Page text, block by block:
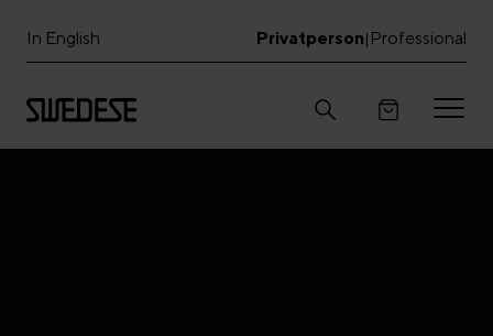
In English Privatperson| Professional